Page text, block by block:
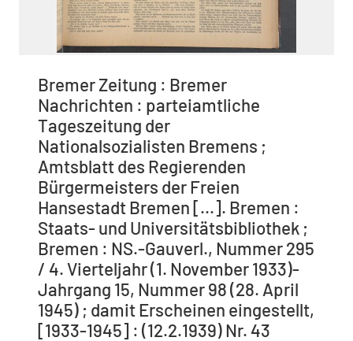
Bremer Zeitung : Bremer
Nachrichten : parteiamtliche
Tageszeitung der
Nationalsozialisten Bremens ;
Amtsblatt des Regierenden
Bürgermeisters der Freien
Hansestadt Bremen [...]. Bremen :
Staats- und Universitätsbibliothek ;
Bremen : NS.-Gauverl., Nummer 295
/ 4. Vierteljahr (1. November 1933)-
Jahrgang 15, Nummer 98 (28. April
1945) ; damit Erscheinen eingestellt,
[1933-1945] : (12.2.1939) Nr. 43